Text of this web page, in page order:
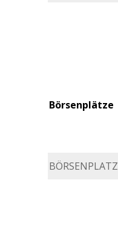
Börsenplätze
BÖRSENPLATZ